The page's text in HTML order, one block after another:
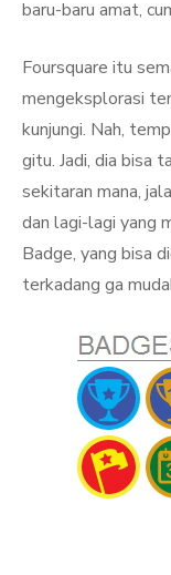
baru-baru amat,
Foursquare itu
mengeksplorasi
kunjungi. Nah,
gitu. Jadi, dia bisa
sekitaran mana,
dan lagi-lagi yang
Badge, yang bisa
terkadang ga